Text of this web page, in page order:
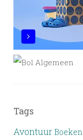
Tags
Avontuur Boeken